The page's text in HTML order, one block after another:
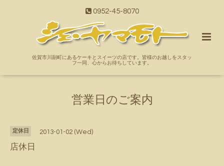
0952-45-8070
佐賀市川副町にあるケーキとスイーツの店です。皆様のお越しをスタッ
フ一同、心からお待ちしています。
営業日のご案内
定休日 2013-01-02 (Wed)
店休日